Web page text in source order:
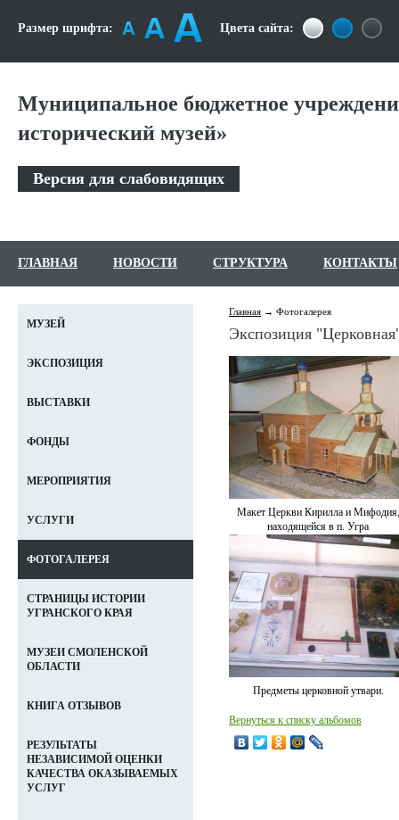
Размер шрифта: Цвета сайта:
Муниципальное бюджетное
исторический музей»
Версия для слабовидящих
ГЛАВНАЯ НОВОСТИ СТРУКТУРА КОНТАКТЫ
Главная Фотогалерея
Экспозиция
Макет Церкви Кирилла и Мифодия,
находящейся в п. Угра
Предметы церковной утвари.
Вернуться к списку альбомов
МУЗЕЙ
ЭКСПОЗИЦИЯ
ВЫСТАВКИ
ФОНДЫ
МЕРОПРИЯТИЯ
УСЛУГИ
ФОТОГАЛЕРЕЯ
СТРАНИЦЫ ИСТОРИИ
УГРАНСКОГО КРАЯ
МУЗЕИ СМОЛЕНСКОЙ
ОБЛАСТИ
КНИГА ОТЗЫВОВ
РЕЗУЛЬТАТЫ
НЕЗАВИСИМОЙ ОЦЕНКИ
КАЧЕСТВА ОКАЗЫВАЕМЫХ
УСЛУГ